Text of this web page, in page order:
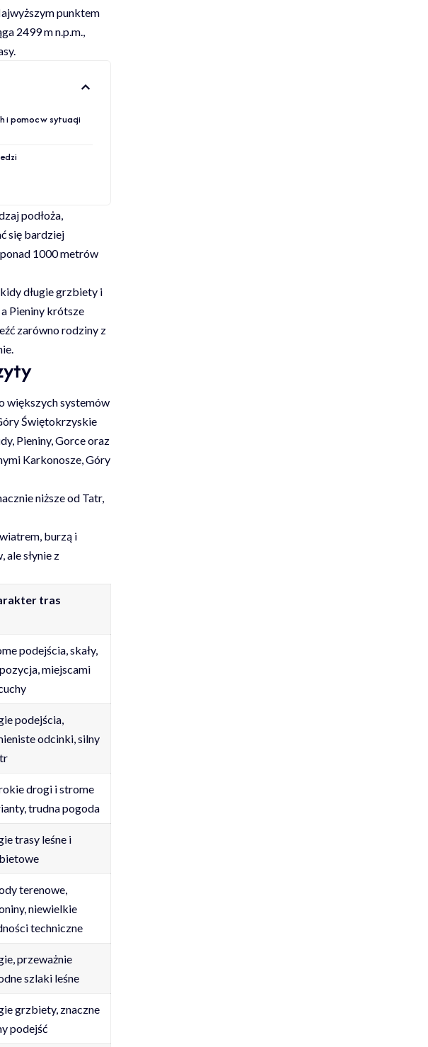
punktem
2499 m n.p.m.,
i pomoc w sytuacji
podłoża,
się bardziej
1000 metrów
długie grzbiety i
Pieniny krótsze
zarówno rodziny z
większych systemów
Świętokrzyskie
Pieniny, Gorce oraz
Karkonosze, Góry
niższe od Tatr,
burzą i
słynie z
tras
podejścia, skały,
miejscami
podejścia,
odcinki, silny
drogi i strome
trudna pogoda
trasy leśne i
terenowe,
niewielkie
techniczne
przeważnie
szlaki leśne
grzbiety, znaczne
podejść